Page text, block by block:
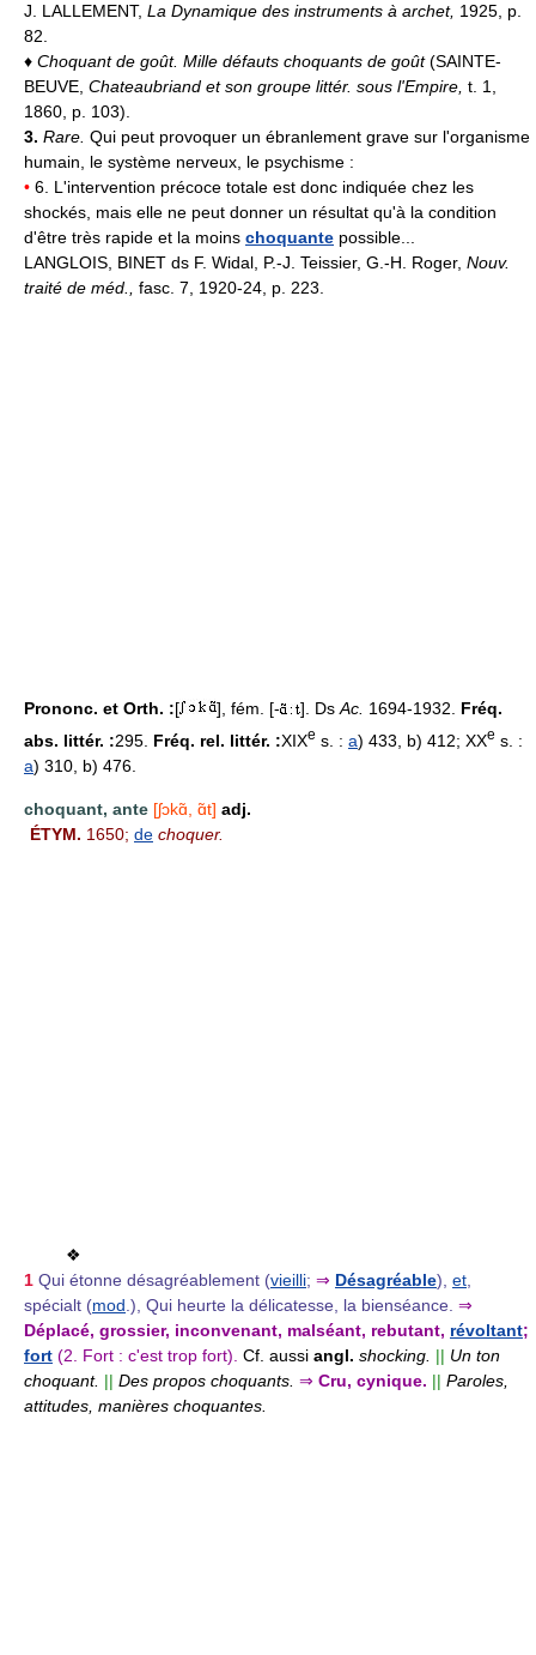
J. LALLEMENT, La Dynamique des instruments à archet, 1925, p.
82.
♦ Choquant de goût. Mille défauts choquants de goût(SAINTE-
BEUVE, Chateaubriand et son groupe littér. sous l'Empire, t. 1,
1860, p. 103).
3. Rare. Qui peut provoquer un ébranlement grave sur l'organisme
humain, le système nerveux, le psychisme :
• 6. L'intervention précoce totale est donc indiquée chez les
shockés, mais elle ne peut donner un résultat qu'à la condition
d'être très rapide et la moins choquante possible...
LANGLOIS, BINET ds F. Widal, P.-J. Teissier, G.-H. Roger, Nouv.
traité de méd., fasc. 7, 1920-24, p. 223.
Prononc. et Orth. :[ ], fém. [- ]. Ds Ac. 1694-1932. Fréq.
abs. littér. :295. Fréq. rel. littér. :XIXe s. : a) 433, b) 412; XXe s. :
a) 310, b) 476.
choquant, ante [ʃɔkɑ̃, ɑ̃t] adj.
ÉTYM. 1650; de choquer.
❖
1 Qui étonne désagréablement (vieilli; ⇒ Désagréable), et
spécialt (mod .), Qui heurte la délicatesse, la bienséance. ⇒
Déplacé, grossier, inconvenant, malséant, rebutant, révoltant;
fort (2. Fort : c'est trop fort). Cf. aussi angl. shocking. || Un ton
choquant. || Des propos choquants. ⇒ Cru, cynique. || Paroles,
attitudes, manières choquantes.